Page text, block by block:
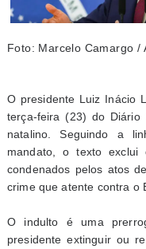
Foto: Marcelo Camargo /
O presidente Luiz Inácio
terça-feira (23) do
natalino. Seguindo a
mandato, o texto exclui
condenados pelos atos
crime que atente contra o
O indulto é uma
presidente extinguir ou